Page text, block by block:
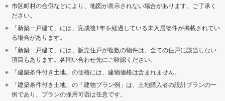
市区町村の合併などにより、地図が表示されない場合があります。ご了承く
ださい。
「新築一戸建て」には、完成後1年を経過している未入居物件が掲載されてい
る場合があります。
「新築一戸建て」には、販売住戸が複数の物件は、全ての住戸に該当しない
項目もあります。各問い合わせ先にご確認ください。
「建築条件付き土地」の価格には、建物価格は含まれません。
「建築条件付き土地」の「建物プラン例」は、土地購入者の設計プランの一
例であり、プランの採用可否は任意です。